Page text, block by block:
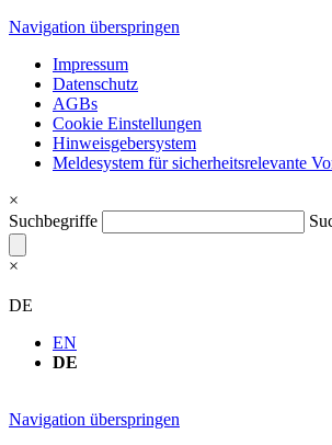
Navigation überspringen
Impressum
Datenschutz
AGBs
Cookie Einstellungen
Hinweisgebersystem
Meldesystem für sicherheitsrelevante
×
Suchbegriffe
×
DE
EN
DE
Navigation überspringen